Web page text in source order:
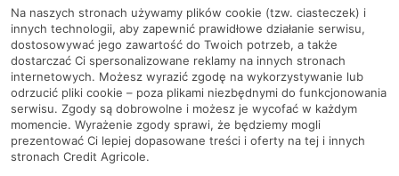
RODO
Regulamin serwisu
Mapa serwisu
PolitykaCookies
Na naszych stronach używamy plików cookie (tzw. ciasteczek) i
innych technologii, aby zapewnić prawidłowe działanie serwisu,
dostosowywać jego zawartość do Twoich potrzeb, a także
dostarczać Ci spersonalizowane reklamy na innych stronach
internetowych. Możesz wyrazić zgodę na wykorzystywanie lub
odrzucić pliki cookie – poza plikami niezbędnymi do funkcjonowania
serwisu. Zgody są dobrowolne i możesz je wycofać w każdym
momencie. Wyrażenie zgody sprawi, że będziemy mogli
prezentować Ci lepiej dopasowane treści i oferty na tej i innych
stronach Credit Agricole.